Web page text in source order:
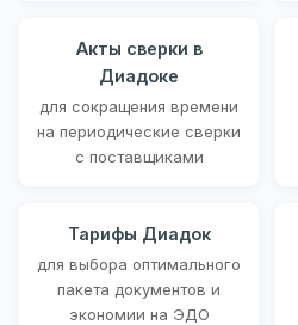
Акты сверки в
Диадоке
для сокращения времени
на периодические сверки
с поставщиками
Тарифы Диадок
для выбора оптимального
пакета документов и
экономии на ЭДО